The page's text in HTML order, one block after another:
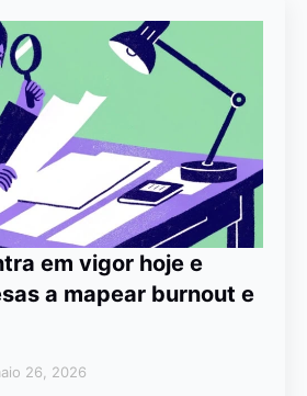
em vigor hoje e
a mapear burnout e
26, 2026